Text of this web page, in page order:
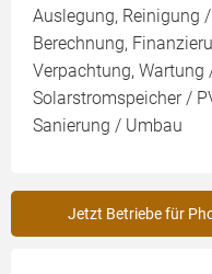
Auslegung, Reinigung
Berechnung,
Verpachtung, Wartung
Solarstromspeicher /
Sanierung / Umbau
Jetzt Betriebe für